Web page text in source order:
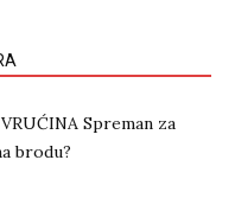
Spreman za
brodu?